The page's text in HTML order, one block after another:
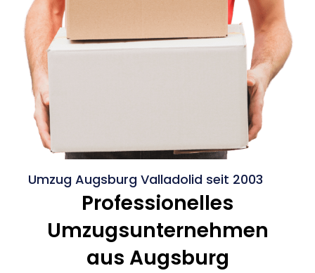
Umzug Augsburg Valladolid seit 2003
Professionelles
Umzugsunternehmen
aus Augsburg